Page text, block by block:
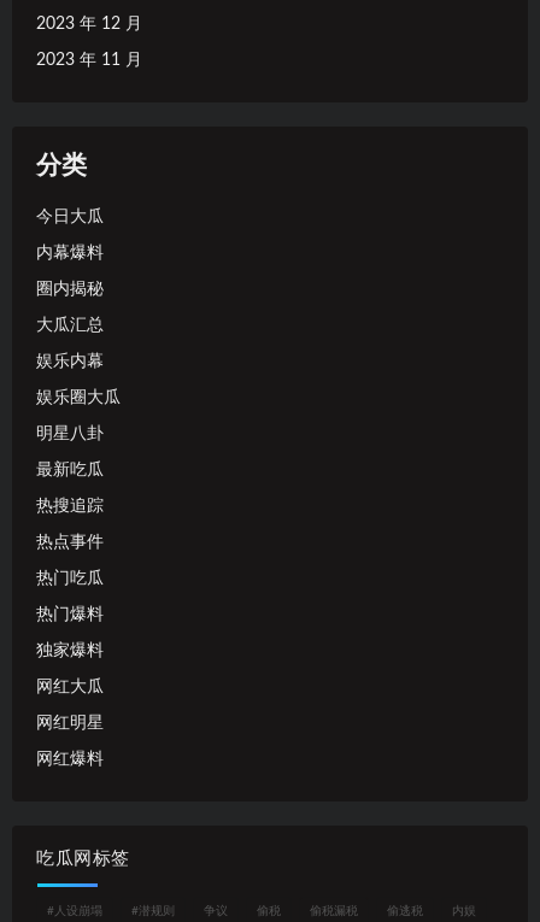
2023 年 12 月
2023 年 11 月
分类
今日大瓜
内幕爆料
圈内揭秘
大瓜汇总
娱乐内幕
娱乐圈大瓜
明星八卦
最新吃瓜
热搜追踪
热点事件
热门吃瓜
热门爆料
独家爆料
网红大瓜
网红明星
网红爆料
吃瓜网标签
#人设崩塌 #潜规则 争议 偷税 偷税漏税 偷逃税 内娱